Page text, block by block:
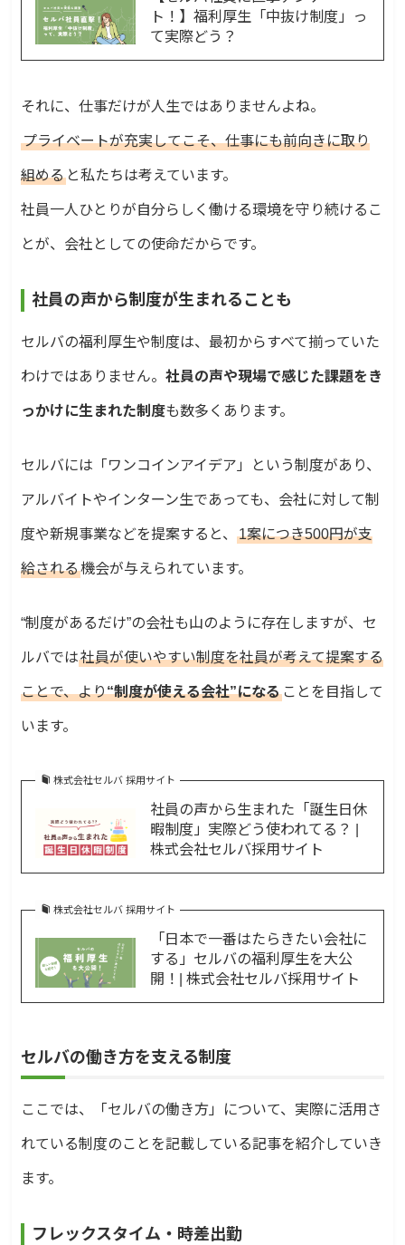
ト！】福利厚生「中抜け制度」っ
て実際どう？
それに、仕事だけが人生ではありませんよね。
プライベートが充実してこそ、仕事にも前向きに取り
組める と私たちは考えています。
社員一人ひとりが自分らしく働ける環境を守り続けるこ
とが、会社としての使命だからです。
社員の声から制度が生まれることも
セルバの福利厚生や制度は、最初からすべて揃っていた
わけではありません。社員の声や現場で感じた課題をき
っかけに生まれた制度も数多くあります。
セルバには「ワンコインアイデア」という制度があり、
アルバイトやインターン生であっても、会社に対して制
度や新規事業などを提案すると、1案につき500円が支
給される機会が与えられています。
“制度があるだけ”の会社も山のように存在しますが、セ
ルバでは社員が使いやすい制度を社員が考えて提案する
ことで、より“制度が使える会社”になる ことを目指して
います。
株式会社セルバ 採用サイト
社員の声から生まれた「誕生日休
暇制度」実際どう使われてる？ |
株式会社セルバ採用サイト
株式会社セルバ 採用サイト
「日本で一番はたらきたい会社に
する」セルバの福利厚生を大公
開！| 株式会社セルバ採用サイト
セルバの働き方を支える制度
ここでは、「セルバの働き方」について、実際に活用さ
れている制度のことを記載している記事を紹介していき
ます。
フレックスタイム・時差出勤